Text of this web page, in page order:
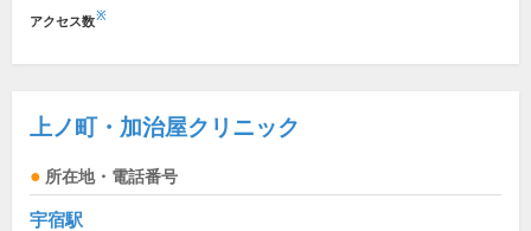
アクセス数※
上ノ町・加治屋クリニック
所在地・電話番号
宇宿駅